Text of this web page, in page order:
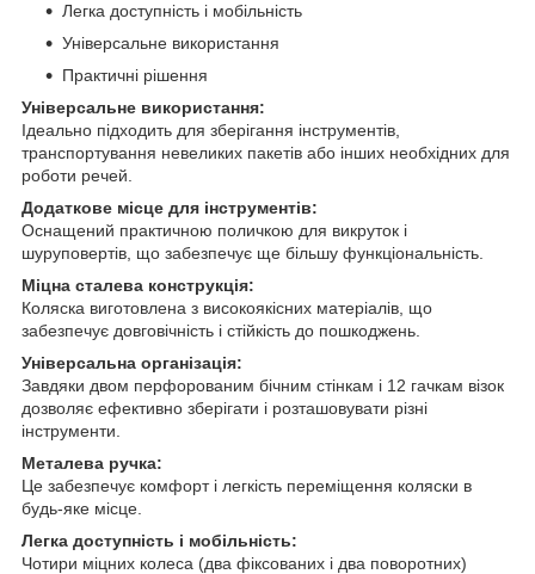
Легка доступність і мобільність
Універсальне використання
Практичні рішення
Універсальне використання:
Ідеально підходить для зберігання інструментів,
транспортування невеликих пакетів або інших необхідних для
роботи речей.
Додаткове місце для інструментів:
Оснащений практичною поличкою для викруток і
шуруповертів, що забезпечує ще більшу функціональність.
Міцна сталева конструкція:
Коляска виготовлена з високоякісних матеріалів, що
забезпечує довговічність і стійкість до пошкоджень.
Універсальна організація:
Завдяки двом перфорованим бічним стінкам і 12 гачкам візок
дозволяє ефективно зберігати і розташовувати різні
інструменти.
Металева ручка:
Це забезпечує комфорт і легкість переміщення коляски в
будь-яке місце.
Легка доступність і мобільність:
Чотири міцних колеса (два фіксованих і два поворотних)